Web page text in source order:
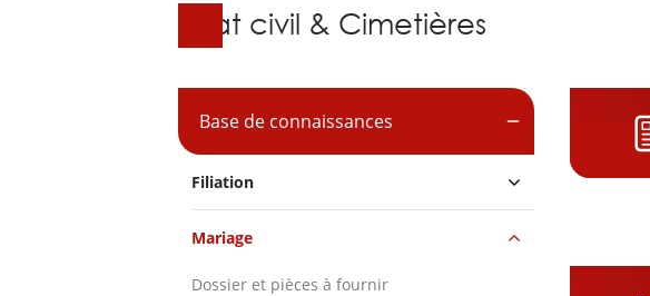
Base de connaissances
État civil & Cimetières
Base de connaissances
Filiation
Mariage
Dossier et pièces à fournir